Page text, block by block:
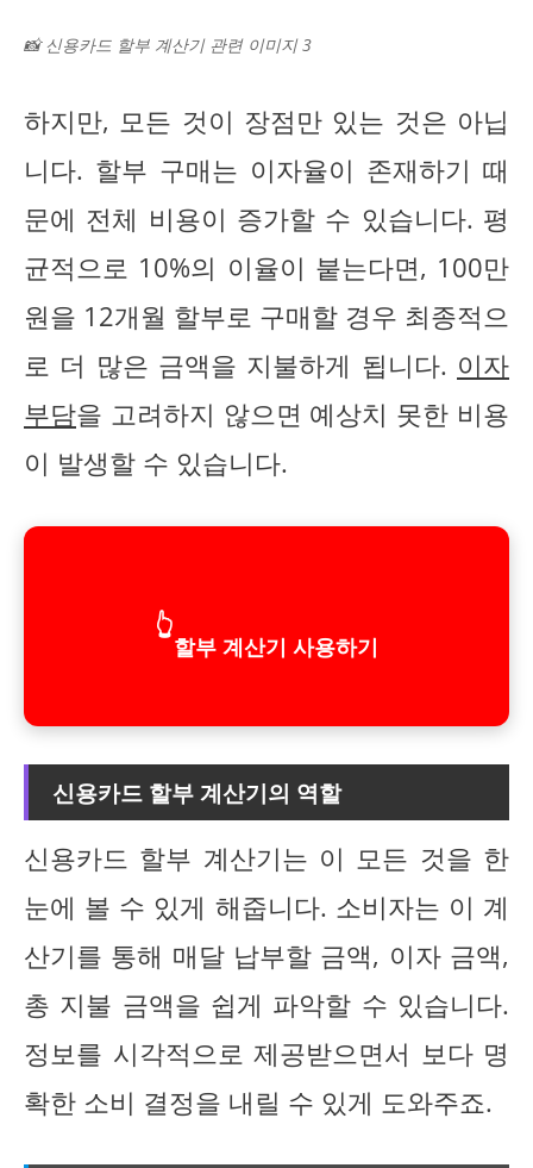
📸 신용카드 할부 계산기 관련 이미지 3
하지만, 모든 것이 장점만 있는 것은 아닙
니다. 할부 구매는 이자율이 존재하기 때
문에 전체 비용이 증가할 수 있습니다. 평
균적으로 10%의 이율이 붙는다면, 100만
원을 12개월 할부로 구매할 경우 최종적으
로 더 많은 금액을 지불하게 됩니다. 이자
부담을 고려하지 않으면 예상치 못한 비용
이 발생할 수 있습니다.
👆
할부 계산기 사용하기
신용카드 할부 계산기의 역할
신용카드 할부 계산기는 이 모든 것을 한
눈에 볼 수 있게 해줍니다. 소비자는 이 계
산기를 통해 매달 납부할 금액, 이자 금액,
총 지불 금액을 쉽게 파악할 수 있습니다.
정보를 시각적으로 제공받으면서 보다 명
확한 소비 결정을 내릴 수 있게 도와주죠.